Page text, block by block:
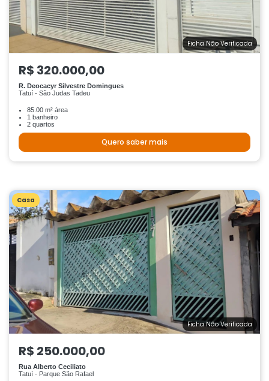
Ficha Não Verificada
R$ 320.000,00
R. Deocacyr Silvestre Domingues
Tatuí - São Judas Tadeu
85.00 m² área
1 banheiro
2 quartos
Quero saber mais
Casa
Ficha Não Verificada
R$ 250.000,00
Rua Alberto Ceciliato
Tatuí - Parque São Rafael